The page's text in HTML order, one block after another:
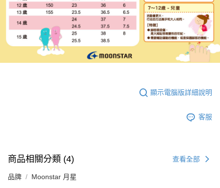
顯示電腦版詳細說明
客服
商品相關分類 (4) 查看全部
品牌 Moonstar 月星